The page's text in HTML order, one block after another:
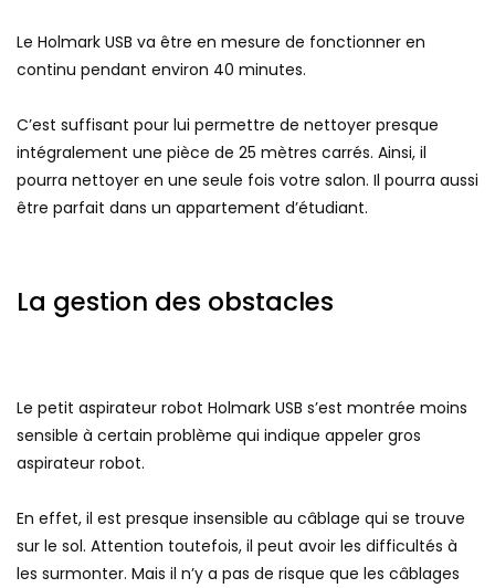
Le Holmark USB va être en mesure de fonctionner en
continu pendant environ 40 minutes.
C’est suffisant pour lui permettre de nettoyer presque
intégralement une pièce de 25 mètres carrés. Ainsi, il
pourra nettoyer en une seule fois votre salon. Il pourra aussi
être parfait dans un appartement d’étudiant.
La gestion des obstacles
Le petit aspirateur robot Holmark USB s’est montrée moins
sensible à certain problème qui indique appeler gros
aspirateur robot.
En effet, il est presque insensible au câblage qui se trouve
sur le sol. Attention toutefois, il peut avoir les difficultés à
les surmonter. Mais il n’y a pas de risque que les câblages